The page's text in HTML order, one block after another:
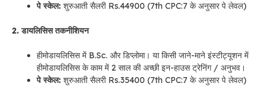
पे स्केल: शुरुआती सैलरी Rs.44900 (7th CPC:7 के अनुसार पे लेवल)
2. डायलिसिस तकनीशियन
हीमोडायलिसिस में B.Sc. और डिप्लोमा। या किसी जाने-माने इंस्टीट्यूशन में
हीमोडायलिसिस के काम में 2 साल की अच्छी इन-हाउस ट्रेनिंग / अनुभव।
पे स्केल: शुरुआती सैलरी Rs.35400 (7th CPC:7 के अनुसार पे लेवल)